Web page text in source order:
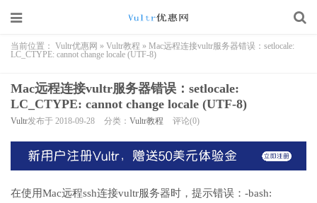
当前位置： Vultr优惠网 » Vultr教程 » Mac远程连接vultr服务器错误：setlocale:
LC_CTYPE: cannot change locale (UTF-8)
Mac远程连接vultr服务器错误：setlocale:
LC_CTYPE: cannot change locale (UTF-8)
Vultr发布于 2018-09-28 分类： Vultr教程 评论(0)
在使用Mac远程ssh连接vultr服务器时，提示错误：-bash: